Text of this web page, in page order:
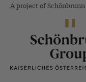
A project of